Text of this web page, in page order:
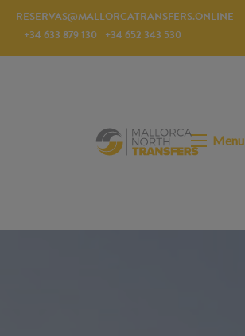
RESERVAS@MALLORCATRANSFERS.ONLINE
+34 633 879 130 +34 652 343 530
Menu